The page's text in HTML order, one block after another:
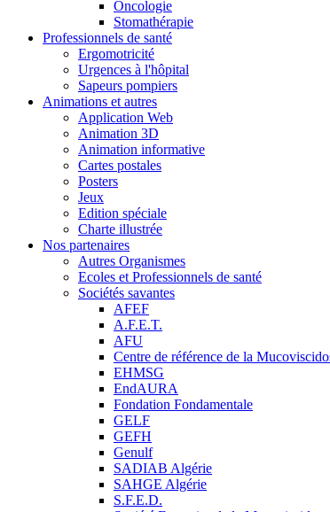
Oncologie
Stomathérapie
Professionnels de santé
Ergomotricité
Urgences à l'hôpital
Sapeurs pompiers
Animations et autres
Application Web
Animation 3D
Animation informative
Cartes postales
Posters
Jeux
Edition spéciale
Charte illustrée
Nos partenaires
Autres Organismes
Ecoles et Professionnels de santé
Sociétés savantes
AFEF
A.F.E.T.
AFU
Centre de référence de la
EHMSG
EndAURA
Fondation Fondamentale
GELF
GEFH
Genulf
SADIAB Algérie
SAHGE Algérie
S.F.E.D.